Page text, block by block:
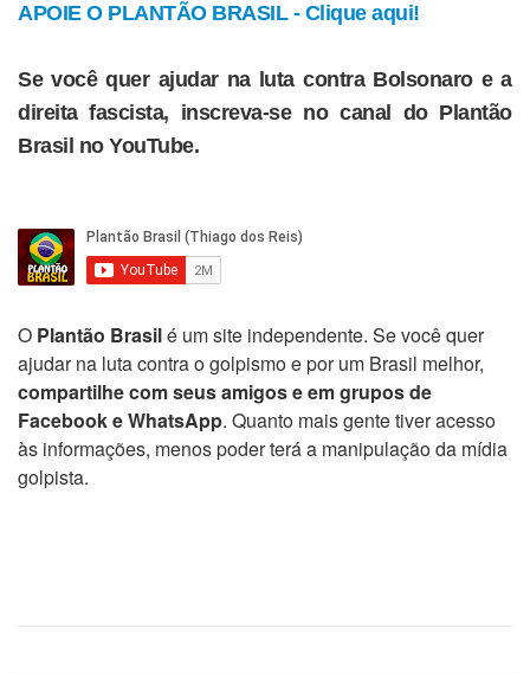
APOIE O PLANTÃO BRASIL - Clique aqui!
Se você quer ajudar na luta contra Bolsonaro e a
direita fascista, inscreva-se no canal do Plantão
Brasil no YouTube.
O Plantão Brasilé um site independente. Se você quer
ajudar na luta contra o golpismo e por um Brasil melhor,
compartilhe com seus amigos e em grupos de
Facebook e WhatsApp. Quanto mais gente tiver acesso
às informações, menos poder terá a manipulação da mídia
golpista.